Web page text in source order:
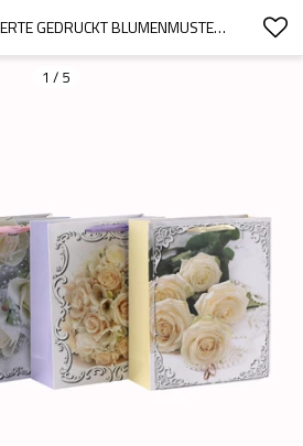
BENUTZERDEFINIERTE GEDRUCKT BLUMENMUSTER VERSCHIEDENE GRÖSSEN PAPIER GESCHENKTÜTE MIT 4 DESIGNS IN TONGLE VERPACKUNG SORTIERT
1 / 5